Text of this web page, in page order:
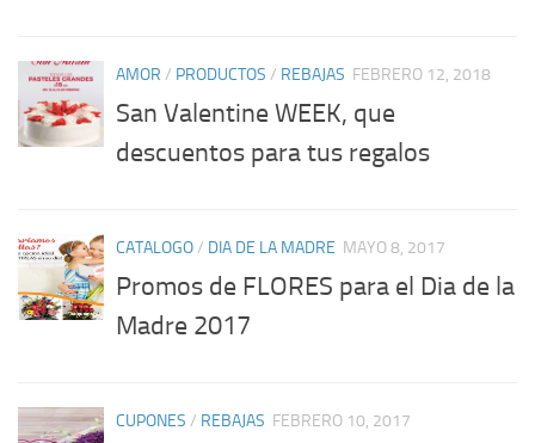
AMOR / PRODUCTOS / REBAJAS FEBRERO 12, 2018
San Valentine WEEK, que
descuentos para tus regalos
CATALOGO/ DIA DE LA MADRE MAYO 8, 2017
Promos de FLORES para el Dia de la
Madre 2017
CUPONES / REBAJAS FEBRERO 10, 2017